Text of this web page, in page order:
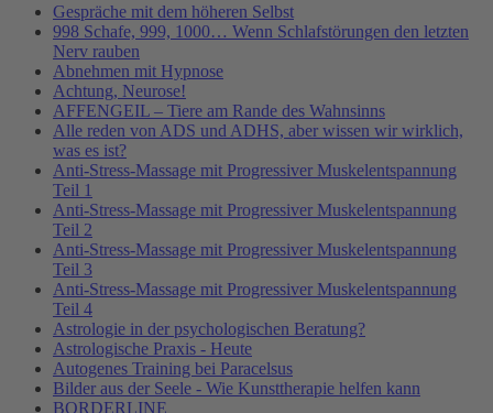
Gespräche mit dem höheren Selbst
998 Schafe, 999, 1000… Wenn Schlafstörungen den letzten
Nerv rauben
Abnehmen mit Hypnose
Achtung, Neurose!
AFFENGEIL – Tiere am Rande des Wahnsinns
Alle reden von ADS und ADHS, aber wissen wir wirklich,
was es ist?
Anti-Stress-Massage mit Progressiver Muskelentspannung
Teil 1
Anti-Stress-Massage mit Progressiver Muskelentspannung
Teil 2
Anti-Stress-Massage mit Progressiver Muskelentspannung
Teil 3
Anti-Stress-Massage mit Progressiver Muskelentspannung
Teil 4
Astrologie in der psychologischen Beratung?
Astrologische Praxis - Heute
Autogenes Training bei Paracelsus
Bilder aus der Seele - Wie Kunsttherapie helfen kann
BORDERLINE